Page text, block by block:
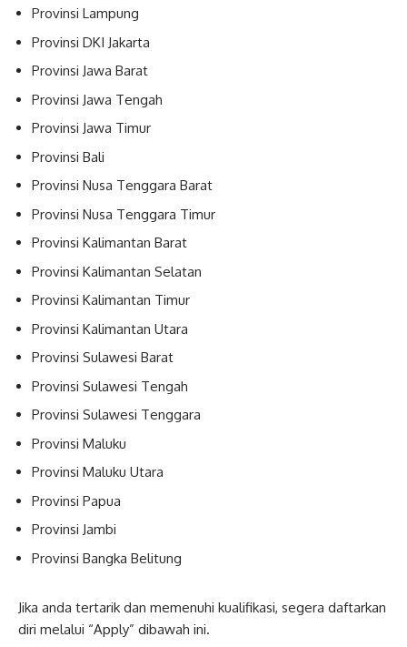
Provinsi Lampung
Provinsi DKI Jakarta
Provinsi Jawa Barat
Provinsi Jawa Tengah
Provinsi Jawa Timur
Provinsi Bali
Provinsi Nusa Tenggara Barat
Provinsi Nusa Tenggara Timur
Provinsi Kalimantan Barat
Provinsi Kalimantan Selatan
Provinsi Kalimantan Timur
Provinsi Kalimantan Utara
Provinsi Sulawesi Barat
Provinsi Sulawesi Tengah
Provinsi Sulawesi Tenggara
Provinsi Maluku
Provinsi Maluku Utara
Provinsi Papua
Provinsi Jambi
Provinsi Bangka Belitung
Jika anda tertarik dan memenuhi kualifikasi, segera daftarkan
diri melalui “Apply” dibawah ini.